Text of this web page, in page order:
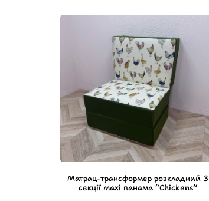
Матрац-трансформер розкладний 3
секції maxi панама “Chickens”